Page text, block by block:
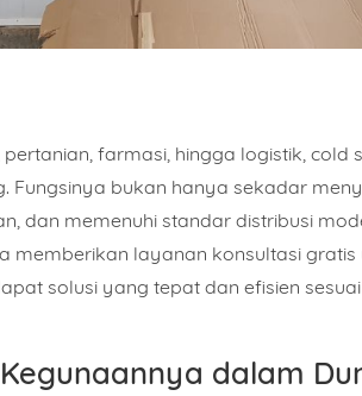
farmasi, hingga logistik, cold
Fungsinya bukan hanya sekadar
dan memenuhi standar distribusi
memberikan layanan konsultasi gratis
solusi yang tepat dan efisien
dalam